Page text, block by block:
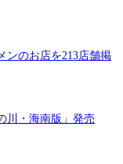
ンのお店を213店舗掲
川・海南版」発売